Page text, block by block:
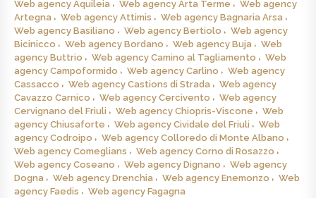
Web agency Aquileia
Web agency Arta Terme
Web agency
Artegna
Web agency Attimis
Web agency Bagnaria Arsa
Web agency Basiliano
Web agency Bertiolo
Web agency
Bicinicco
Web agency Bordano Web agency Buja
Web
agency Buttrio
Web agency Camino al Tagliamento
Web
agency Campoformido
Web agency Carlino
Web agency
Cassacco
Web agency Castions di Strada
Web agency
Cavazzo Carnico
Web agency Cercivento
Web agency
Cervignano del Friuli
Web agency Chiopris-Viscone
Web
agency Chiusaforte
Web agency Cividale del Friuli
Web
agency Codroipo
Web agency Colloredo di Monte Albano
Web agency Comeglians
Web agency Corno di Rosazzo
Web agency Coseano
Web agency Dignano
Web agency
Dogna
Web agency Drenchia Web agency Enemonzo
Web
agency Faedis
Web agency Fagagna